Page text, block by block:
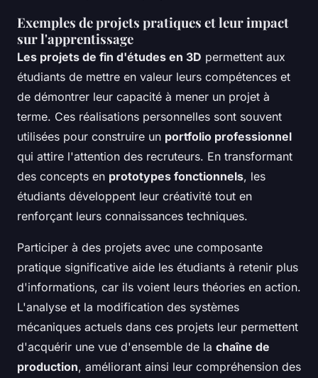
Exemples de projets pratiques et leur impact
sur l'apprentissage
Les projets de fin d'études en 3D permettent aux
étudiants de mettre en valeur leurs compétences et
de démontrer leur capacité à mener un projet à
terme. Ces réalisations personnelles sont souvent
utilisées pour construire un portfolio professionnel
qui attire l'attention des recruteurs. En transformant
des concepts en prototypes fonctionnels, les
étudiants développent leur créativité tout en
renforçant leurs connaissances techniques.
Participer à des projets avec une composante
pratique significative aide les étudiants à retenir plus
d'informations, car ils voient leurs théories en action.
L'analyse et la modification des systèmes
mécaniques actuels dans ces projets leur permettent
d'acquérir une vue d'ensemble de la chaîne de
production, améliorant ainsi leur compréhension des